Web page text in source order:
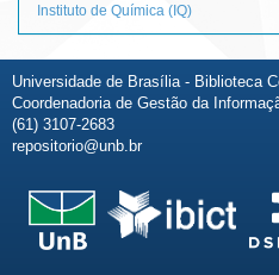
Instituto de Química (IQ)
Universidade de Brasília - Biblioteca
Coordenadoria de Gestão da
(61) 3107-2683
repositorio@unb.br